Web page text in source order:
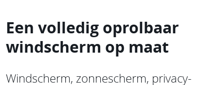
Een volledig oprolbaar
windscherm op maat
Windscherm, zonnescherm, privacy-